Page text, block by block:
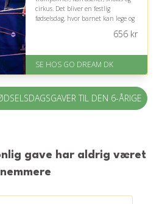
cirkus. Det bliver en festlig
fødselsdag, hvor barnet kan lege og
inden for 1 time
656kr
SE HOS GO DREAM DK
TIL DEN 6-ÅRIGE
gave har aldrig været
nemmere